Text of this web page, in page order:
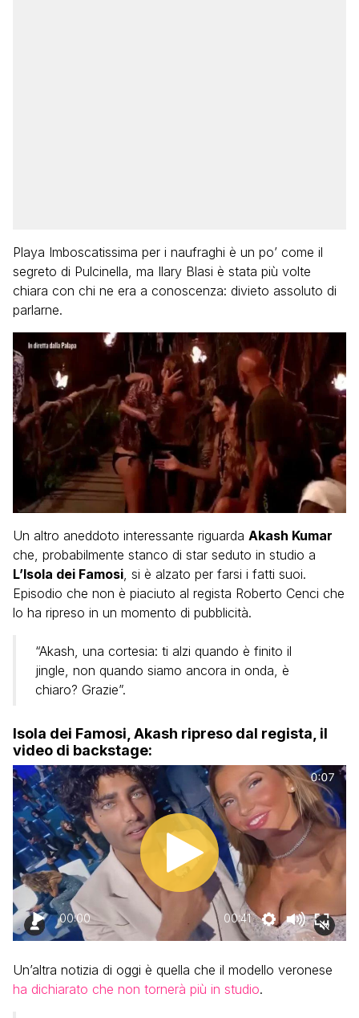
Playa Imboscatissima per i naufraghi è un po’ come il
segreto di Pulcinella, ma Ilary Blasi è stata più volte
chiara con chi ne era a conoscenza: divieto assoluto di
parlarne.
Un altro aneddoto interessante riguarda Akash Kumar
che, probabilmente stanco di star seduto in studio a
L’Isola dei Famosi , si è alzato per farsi i fatti suoi.
Episodio che non è piaciuto al regista Roberto Cenci che
lo ha ripreso in un momento di pubblicità.
“Akash, una cortesia: ti alzi quando è finito il
jingle, non quando siamo ancora in onda, è
chiaro? Grazie”.
Isola dei Famosi, Akash ripreso dal regista, il
video di backstage:
00:00 00:41
Un’altra notizia di oggi è quella che il modello veronese
ha dichiarato che non tornerà più in studio.